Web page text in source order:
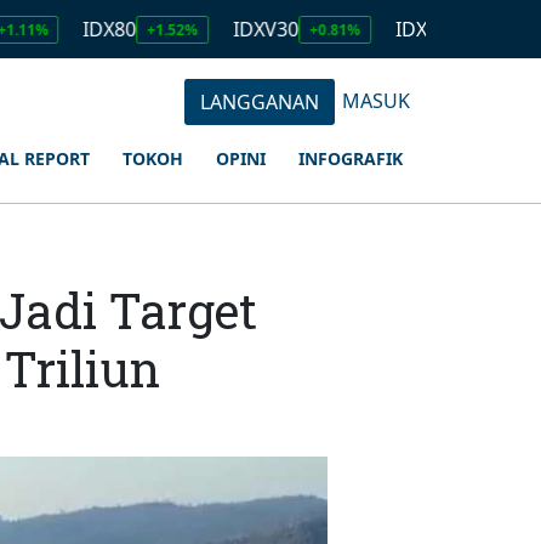
IDX80 +1.52% IDXV30 +0.81% IDXQ30 +1.23%
LANGGANAN MASUK
REPORT TOKOH OPINI INFOGRAFIK
Target